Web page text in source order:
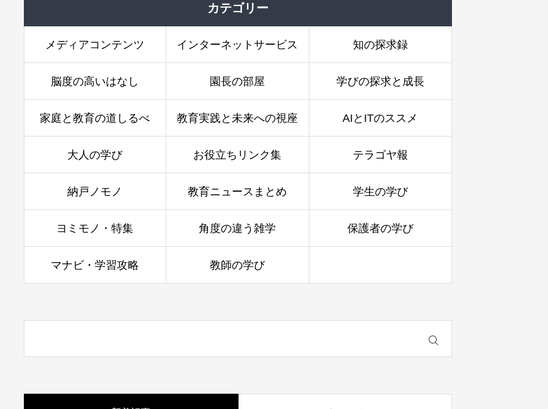
カテゴリー
メディアコンテンツ インターネットサービス 知の探求録
脳度の高いはなし 園長の部屋 学びの探求と成長
家庭と教育の道しるべ 教育実践と未来への視座 AIとITのススメ
大人の学び お役立ちリンク集 テラゴヤ報
納戸ノモノ 教育ニュースまとめ 学生の学び
ヨミモノ・特集 角度の違う雑学 保護者の学び
マナビ・学習攻略 教師の学び